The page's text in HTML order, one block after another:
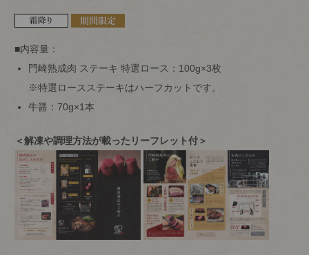
■内容量：
門崎熟成肉 ステーキ 特選ロース：100g×3枚
※特選ロースステーキはハーフカットです。
牛醤：70g×1本
＜解凍や調理方法が載ったリーフレット付＞